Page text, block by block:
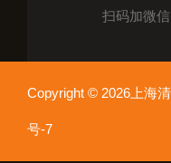
扫码加微信
Copyright © 2026上海
号-7